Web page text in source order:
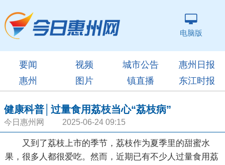
电脑版
要闻 视频 城市公告
惠州日报
惠州
图片 镇直播 东江时报
健康科普│过量食用荔枝当心“荔枝病”
今日惠州网 2025-06-24 09:15
又到了荔枝上市的季节，荔枝作为夏季里的甜蜜水
果，很多人都很爱吃。然而，近期已有不少人过量食用荔